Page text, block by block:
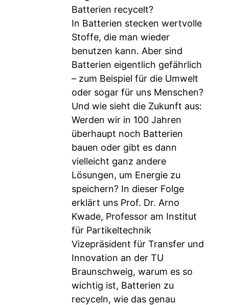
Batterien recycelt?
In Batterien stecken wertvolle
Stoffe, die man wieder
benutzen kann. Aber sind
Batterien eigentlich gefährlich
– zum Beispiel für die Umwelt
oder sogar für uns Menschen?
Und wie sieht die Zukunft aus:
Werden wir in 100 Jahren
überhaupt noch Batterien
bauen oder gibt es dann
vielleicht ganz andere
Lösungen, um Energie zu
speichern? In dieser Folge
erklärt uns Prof. Dr. Arno
Kwade, Professor am Institut
für Partikeltechnik
Vizepräsident für Transfer und
Innovation an der TU
Braunschweig, warum es so
wichtig ist, Batterien zu
recyceln, wie das genau